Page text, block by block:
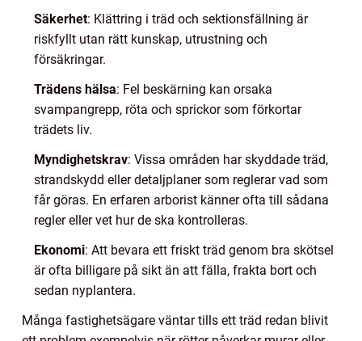
Säkerhet: Klättring i träd och sektionsfällning är
riskfyllt utan rätt kunskap, utrustning och
försäkringar.
Trädens hälsa: Fel beskärning kan orsaka
svampangrepp, röta och sprickor som förkortar
trädets liv.
Myndighetskrav: Vissa områden har skyddade träd,
strandskydd eller detaljplaner som reglerar vad som
får göras. En erfaren arborist känner ofta till sådana
regler eller vet hur de ska kontrolleras.
Ekonomi: Att bevara ett friskt träd genom bra skötsel
är ofta billigare på sikt än att fälla, frakta bort och
sedan nyplantera.
Många fastighetsägare väntar tills ett träd redan blivit